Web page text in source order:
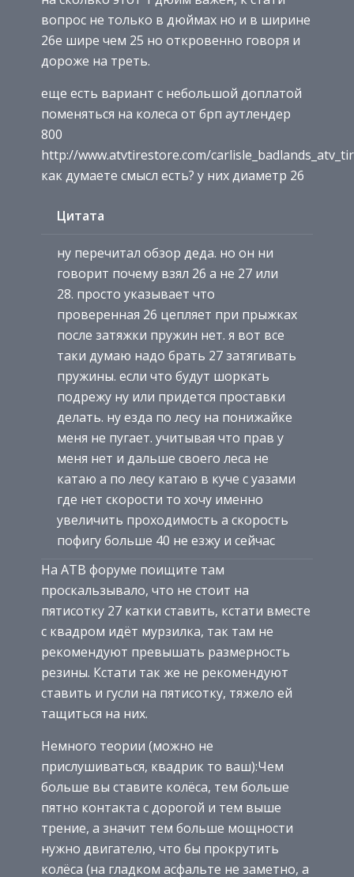
вопрос не только в дюймах но и в ширине
26е шире чем 25 но откровенно говоря и
дороже на треть.
еще есть вариант с небольшой доплатой
поменяться на колеса от брп аутлендер
800
http://www.atvtirestore.com/
как думаете смысл есть? у них диаметр 26
Цитата
ну перечитал обзор деда. но он ни
говорит почему взял 26 а не 27 или
28. просто указывает что
проверенная 26 цепляет при прыжках
после затяжки пружин нет. я вот все
таки думаю надо брать 27 затягивать
пружины. если что будут шоркать
подрежу ну или придется проставки
делать. ну езда по лесу на понижайке
меня не пугает. учитывая что прав у
меня нет и дальше своего леса не
катаю а по лесу катаю в куче с уазами
где нет скорости то хочу именно
увеличить проходимость а скорость
пофигу больше 40 не езжу и сейчас
На АТВ форуме поищите там
проскальзывало, что не стоит на
пятисотку 27 катки ставить, кстати вместе
с квадром идёт мурзилка, так там не
рекомендуют превышать размерность
резины. Кстати так же не рекомендуют
ставить и гусли на пятисотку, тяжело ей
тащиться на них.
Немного теории (можно не
прислушиваться, квадрик то ваш):Чем
больше вы ставите колёса, тем больше
пятно контакта с дорогой и тем выше
трение, а значит тем больше мощности
нужно двигателю, что бы прокрутить
колёса (на гладком асфальте не заметно, а